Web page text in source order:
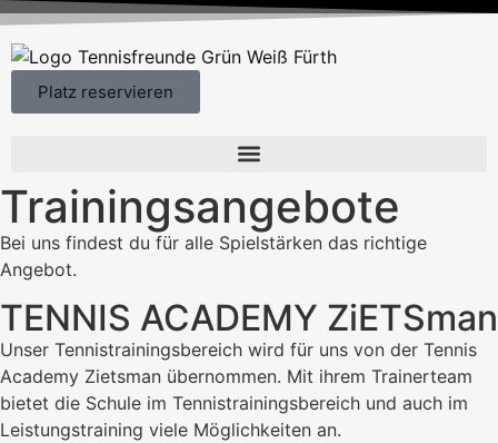
Platz reservieren
Trainingsangebote
Bei uns findest du für alle Spielstärken das richtige
Angebot.
TENNIS ACADEMY ZiETSman
Unser Tennistrainingsbereich wird für uns von der Tennis
Academy Zietsman übernommen. Mit ihrem Trainerteam
bietet die Schule im Tennistrainingsbereich und auch im
Leistungstraining viele Möglichkeiten an.